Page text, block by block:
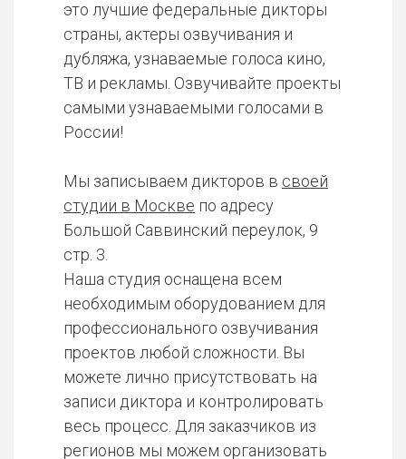
это лучшие федеральные дикторы
страны, актеры озвучивания и
дубляжа, узнаваемые голоса кино,
ТВ и рекламы. Озвучивайте проекты
самыми узнаваемыми голосами в
России!
Мы записываем дикторов в своей
студии в Москве по адресу
Большой Саввинский переулок, 9
стр. 3.
Наша студия оснащена всем
необходимым оборудованием для
профессионального озвучивания
проектов любой сложности. Вы
можете лично присутствовать на
записи диктора и контролировать
весь процесс. Для заказчиков из
регионов мы можем организовать